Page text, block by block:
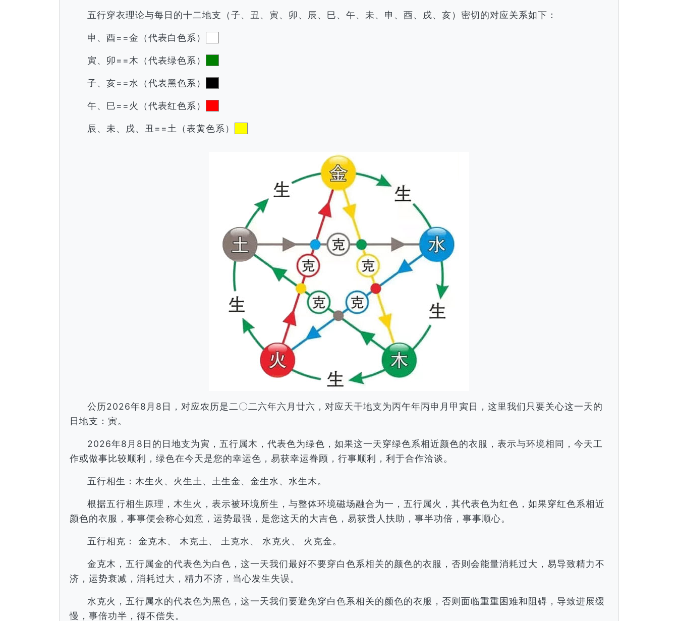
五行穿衣理论与每日的十二地支（子、丑、寅、卯、辰、巳、午、未、申、酉、戌、亥）密切的对应关系如下：
申、酉==金（代表白色系）
寅、卯==木（代表绿色系）
子、亥==水（代表黑色系）
午、巳==火（代表红色系）
辰、未、戌、丑==土（表黄色系）
公历2026年8月8日，对应农历是二〇二六年六月廿六，对应天干地支为丙午年丙申月甲寅日，这里我们只要关心这一天的
日地支：寅。
2026年8月8日的日地支为寅，五行属木，代表色为绿色，如果这一天穿绿色系相近颜色的衣服，表示与环境相同，今天工
作或做事比较顺利，绿色在今天是您的幸运色，易获幸运眷顾，行事顺利，利于合作洽谈。
五行相生：木生火、火生土、土生金、金生水、水生木。
根据五行相生原理，木生火，表示被环境所生，与整体环境磁场融合为一，五行属火，其代表色为红色，如果穿红色系相近
颜色的衣服，事事便会称心如意，运势最强，是您这天的大吉色，易获贵人扶助，事半功倍，事事顺心。
五行相克： 金克木、 木克土、 土克水、 水克火、 火克金。
金克木，五行属金的代表色为白色，这一天我们最好不要穿白色系相关的颜色的衣服，否则会能量消耗过大，易导致精力不
济，运势衰减，消耗过大，精力不济，当心发生失误。
水克火，五行属水的代表色为黑色，这一天我们要避免穿白色系相关的颜色的衣服，否则面临重重困难和阻碍，导致进展缓
慢，事倍功半，得不偿失。